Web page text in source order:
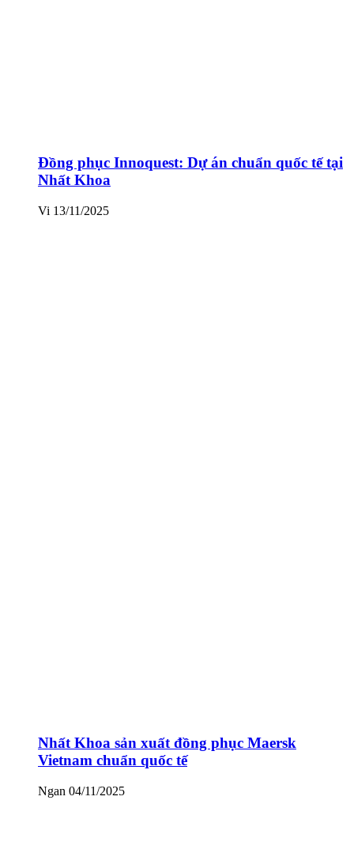
Đồng phục Innoquest: Dự án chuẩn quốc tế tại
Nhất Khoa
Vi 13/11/2025
Nhất Khoa sản xuất đồng phục Maersk
Vietnam chuẩn quốc tế
Ngan 04/11/2025